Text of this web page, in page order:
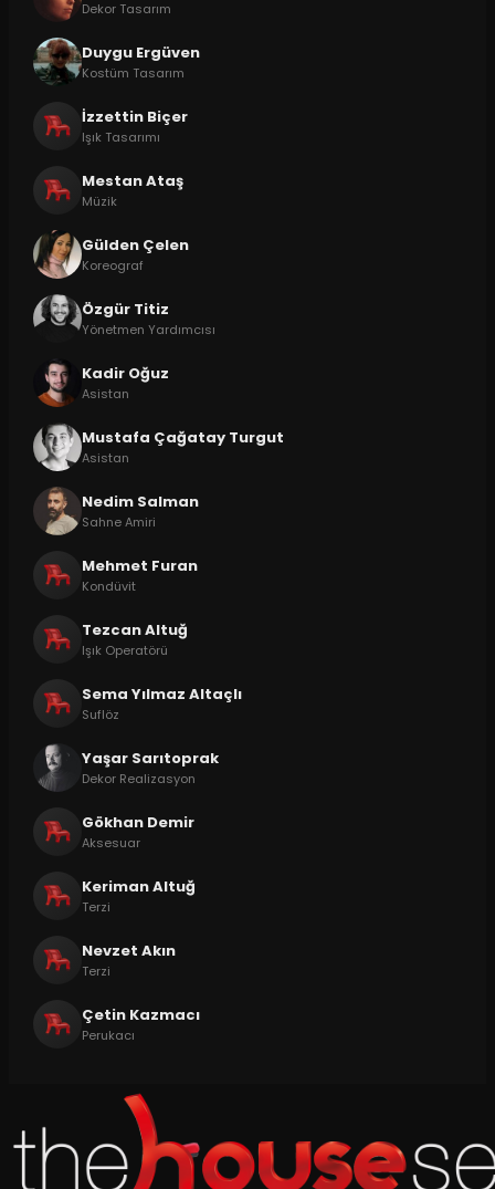
Dekor Tasarım
Duygu Ergüven
Kostüm Tasarım
İzzettin Biçer
Işık Tasarımı
Mestan Ataş
Müzik
Gülden Çelen
Koreograf
Özgür Titiz
Yönetmen Yardımcısı
Kadir Oğuz
Asistan
Mustafa Çağatay Turgut
Asistan
Nedim Salman
Sahne Amiri
Mehmet Furan
Kondüvit
Tezcan Altuğ
Işık Operatörü
Sema Yılmaz Altaçlı
Suflöz
Yaşar Sarıtoprak
Dekor Realizasyon
Gökhan Demir
Aksesuar
Keriman Altuğ
Terzi
Nevzet Akın
Terzi
Çetin Kazmacı
Perukacı